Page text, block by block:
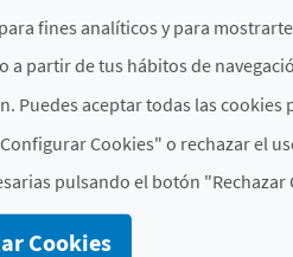
consultar los eventos
es mítico y que ha colocado
de motociclismo y
grandes en Cheste es
fines analíticos y para
a partir de tus hábitos de
Puedes aceptar todas las cookies
Cookies" o rechazar el
pulsando el botón "Rechazar
Cookies